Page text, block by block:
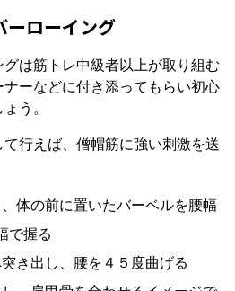
ーローイング
は筋トレ中級者以上が取り組む
ナーなどに付き添ってもらい初心
う。
行えば、僧帽筋に強い刺激を送
体の前に置いたバーベルを腰幅
で握る
き出し、腰を４５度曲げる